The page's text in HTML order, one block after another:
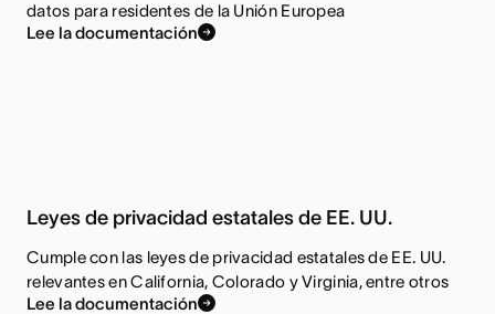
datos para residentes de la Unión Europea
Lee la documentación
Leyes de privacidad estatales de EE. UU.
Cumple con las leyes de privacidad estatales de EE. UU.
relevantes en California, Colorado y Virginia, entre otros
Lee la documentación